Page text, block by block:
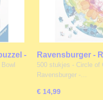
-
Ravensburger -
Ice Cream - 500
500 stukjes - Circle of
Ravensburger -…
€ 14,99